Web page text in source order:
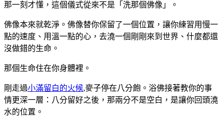
那一刻才懂，這個儀式從來不是「洗那個佛像」。
佛像本來就乾淨。佛像替你保留了一個位置，讓你練習用慢一
點的速度、用溫一點的心，去澆一個剛剛來到世界、什麼都還
沒做錯的生命。
那個生命住在你身體裡。
剛走過小滿留白的火候,麥子停在八分飽。浴佛接著教你的事
情更深一層：八分留好之後，那兩分不是空白，是讓你回頭澆
水的位置。